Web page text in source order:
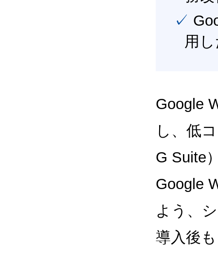
✓ Google Workspace（旧G Suite） を最大限に活
用
Google
し、低
G Suite
Google
よう、
導入後